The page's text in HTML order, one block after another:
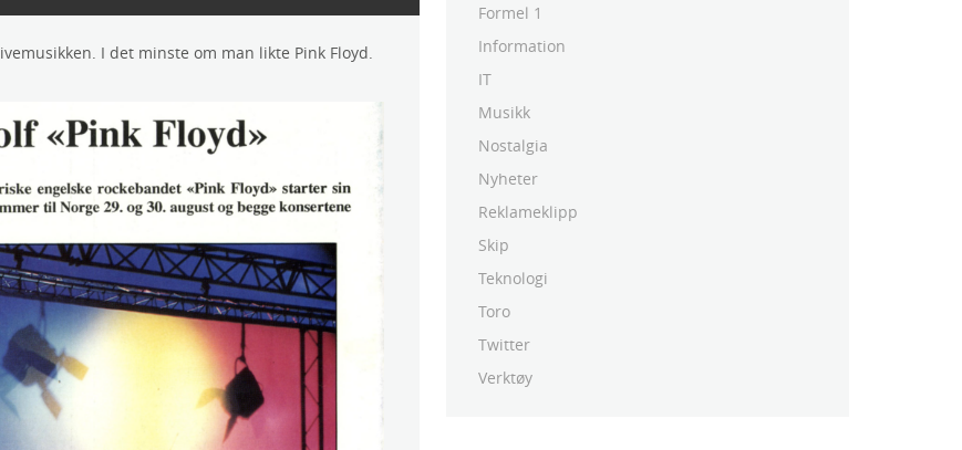
I det minste om man likte Pink Floyd.
Formel 1
Information
IT
Musikk
Nostalgia
Nyheter
Reklameklipp
Skip
Teknologi
Toro
Twitter
Verktøy